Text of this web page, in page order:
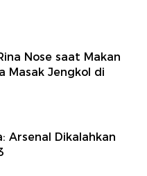
Nose saat Makan
Masak Jengkol di
Arsenal Dikalahkan